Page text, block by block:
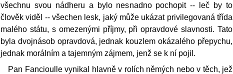
všechnu svou nádheru a bylo nesnadno pochopit -- leč by to
člověk viděl -- všechen lesk, jaký může ukázat privilegovaná třída
malého státu, s omezenými příjmy, při opravdové slavnosti. Tato
byla dvojnásob opravdová, jednak kouzlem okázalého přepychu,
jednak morálním a tajemným zájmem, jenž se k ní pojil.
Pan Fancioulle vynikal hlavně v rolích němých nebo v těch, jež